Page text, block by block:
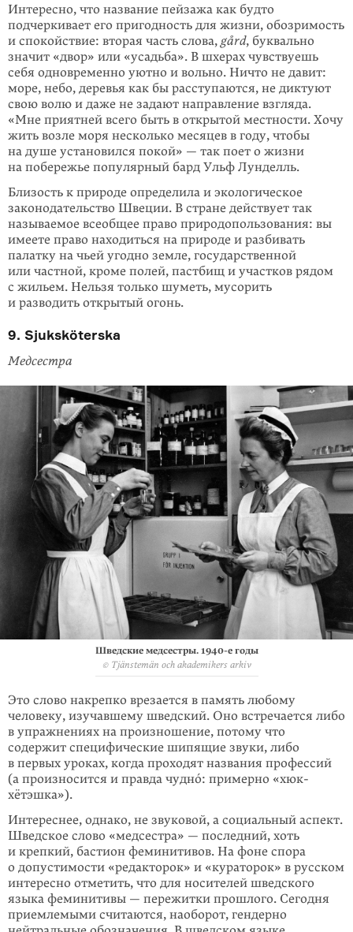
Интересно, что название пейзажа как будто
подчеркивает его пригодность для жизни, обозримость
и спокойствие: вторая часть слова, gård, буквально
значит «двор» или «усадьба». В шхерах чувствуешь
себя одновременно уютно и воль­но. Ничто не давит:
море, небо, деревья как бы расступаются, не диктуют
свою волю и даже не задают направление взгляда.
«Мне приятней всего быть в от­кры­той местности. Хочу
жить возле моря несколько месяцев в году, чтобы
на душе установился покой» — так поет о жизни
на побережье популярный бард Ульф Лунделль.
Близость к природе определила и экологическое
законодательство Швеции. В стране действует так
называемое всеобщее право природопользования: вы
имеете право находиться на природе и разбивать
палатку на чьей угодно земле, государственной
или частной, кроме полей, пастбищ и участков рядом
с жильем. Нельзя только шуметь, мусорить
и разводить открытый огонь.
9. Sjuksköterska
Медсестра
Шведские медсестры. 1940-е годы
© Tjänstemän och akademikers arkiv
Это слово накрепко врезается в память любому
человеку, изучавшему швед­ский. Оно встречается либо
в упражнениях на произношение, потому что
содержит специфические шипящие звуки, либо
в первых уроках, когда про­ходят названия профессий
(а произносится и правда чуднó: примерно «хюк-
хётэшка»).
Интереснее, однако, не звуковой, а социальный аспект.
Шведское слово «медсестра» — последний, хоть
и крепкий, бастион феминитивов. На фоне спора
о допустимости «редакторок» и «кураторок» в русском
интересно отме­тить, что для носителей шведского
языка феминитивы — пережитки прош­лого. Сегодня
приемлемыми считаются, наоборот, гендерно